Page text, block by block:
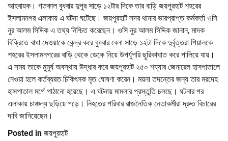
আহবায়ক। গতকাল বুধবার দুপুর সাড়ে ১২টার দিকে তার বাড়ি জয়পুরহাট শহরের
ইসলামনগর এলাকায় এ ঘটনা ঘটেছে। জয়পুরহাট সদর থানার ভারপ্রাপ্ত কর্মকর্তা ওসি
নুর আলম সিদ্দিক এ তথ্য নিশ্চিত করেছেন। ওসি নুর আলম সিদ্দিক জানান, মাদক
বিক্রিতে বাধা দেওয়াকে কেন্দ্র করে বুধবার বেলা সাড়ে ১২টা দিকে দুর্বৃত্তরা পিয়ালকে
শহরের ইসলামনগরের বাড়ি থেকে ডেকে নিয়ে উপর্যুপরি ছুরিকাঘাত করে পালিয়ে যায়।
এ সময় তাকে মুমুর্ষ অবস্থায় উদ্ধার করে জয়পুরহাট ২৫০ শয্যার জেনারেল হাসপাতালে
নেওয়া হলে কর্তব্যরত চিকিৎসক মৃত ঘোষণা করেন। ময়না তদন্তের জন্য তার মরদেহ
হাসপাতাল মর্গে পাঠানো হয়েছে। এ ঘটনায় মামলার প্রস্তুতি চলছে। ঘটনার পর
এলাকায় চাঞ্চল্য ছড়িয়ে পড়ে। নিহতের পরিবার রাজনৈতিক নেতাকর্মীরা দ্রুত বিচারের
দাবি জানিয়েছেন।
Posted in জয়পুরহাট